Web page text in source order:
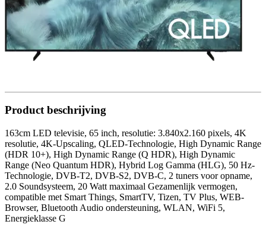
Product beschrijving
163cm LED televisie, 65 inch, resolutie: 3.840x2.160 pixels, 4K
resolutie, 4K-Upscaling, QLED-Technologie, High Dynamic Range
(HDR 10+), High Dynamic Range (Q HDR), High Dynamic
Range (Neo Quantum HDR), Hybrid Log Gamma (HLG), 50 Hz-
Technologie, DVB-T2, DVB-S2, DVB-C, 2 tuners voor opname,
2.0 Soundsysteem, 20 Watt maximaal Gezamenlijk vermogen,
compatible met Smart Things, SmartTV, Tizen, TV Plus, WEB-
Browser, Bluetooth Audio ondersteuning, WLAN, WiFi 5,
Energieklasse G